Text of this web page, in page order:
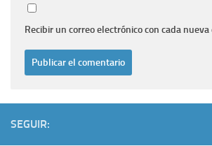
Recibir un correo electrónico con cada
SEGUIR: